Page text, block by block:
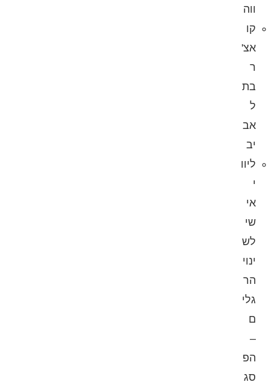
ווה
קו
אצ'
בת
אב
יב
ליוו
אי
שי
לש
ינוי
הר
גלי
ם
הפ
סג